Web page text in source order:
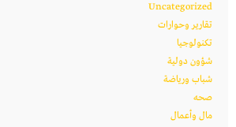
Uncategorized
تقارير وحوارات
تكنولوجيا
شؤون دولية
شباب ورياضة
صحه
مال وأعمال